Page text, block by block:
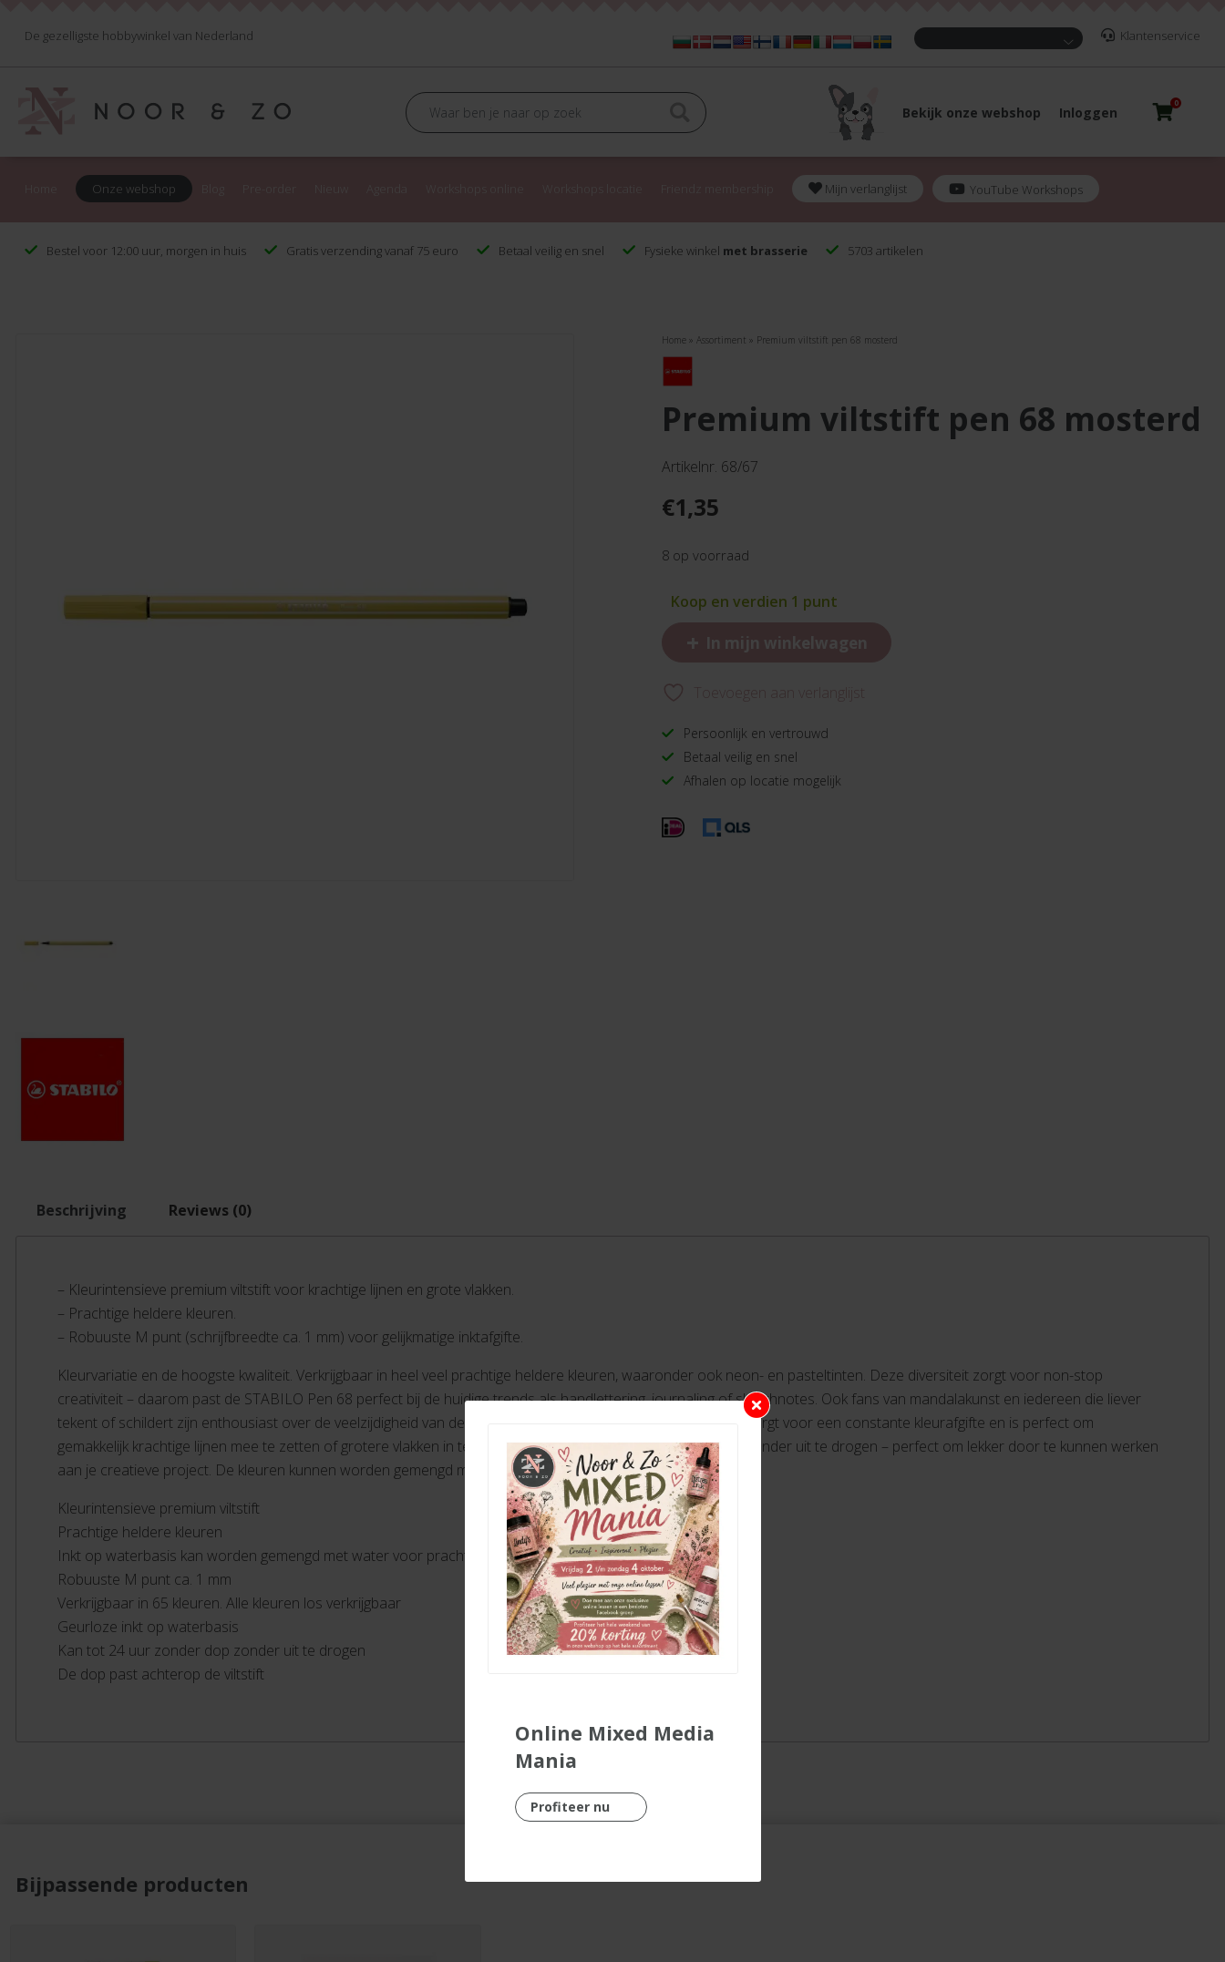
De gezelligste hobbywinkel van Nederland Klantenservice
Bekijk onze webshop Inloggen
0
Onze webshop Mijn verlanglijst YouTube Workshops
Bestel voor 12:00 uur, morgen in huis Gratis verzending vanaf 75 euro Betaal veilig en snel Fysieke winkel met brasserie 5703 artikelen
Home »Assortiment » Premium viltstift pen 68 mosterd
premium viltstift pen 68 mosterd
Artikelnr. 68/67
€1,35
8 op voorraad
Koop en verdien 1 punt
+ In mijn winkelwagen
Toevoegen aan verlanglijst
Persoonlijk en vertrouwd
Betaal veilig en snel
Afhalen op locatie mogelijk
Beschrijving Reviews (0)
– Kleurintensieve premium viltstift voor krachtige lijnen en grote vlakken.
– Prachtige heldere kleuren.
– Robuuste M punt (schrijfbreedte ca. 1 mm) voor gelijkmatige inktafgifte.
Kleurvariatie en de hoogste kwaliteit. Verkrijgbaar in heel veel prachtige heldere kleuren, waaronder ook neon- en pasteltinten. Deze diversiteit zorgt voor non-stop
creativiteit – daarom past de STABILO Pen 68 perfect bij de huidige trends als handlettering, journaling of sketchnotes. Ook fans van mandalakunst en iedereen die liever
tekent of schildert zijn enthousiast over de veelzijdigheid van deze hoogwaardige viltstift. De robuuste punt zorgt voor een constante kleurafgifte en is perfect om
gemakkelijk krachtige lijnen mee te zetten of grotere vlakken in te vullen. De punt kan tot 24 uur zonder dop zonder uit te drogen – perfect om lekker door te kunnen werken
aan je creatieve project. De kleuren kunnen worden gemengd met water voor prachtige aquareleffecten.
Kleurintensieve premium viltstift
Prachtige heldere kleuren
Inkt op waterbasis kan worden gemengd met water voor prachtige aquareleffecten
Robuuste M punt ca. 1 mm
Verkrijgbaar in 65 kleuren. Alle kleuren los verkrijgbaar
Geurloze inkt op waterbasis
Kan tot 24 uur zonder dop zonder uit te drogen
De dop past achterop de viltstift
Bijpassende producten
Online Mixed Media
Mania
Profiteer nu